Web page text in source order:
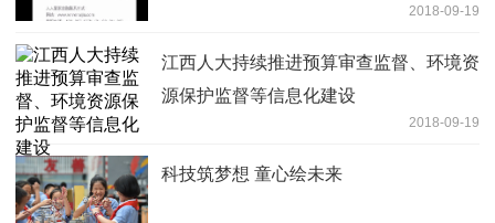
2018-09-19
江西人大持续推进预算审查监督、环境资
源保护监督等信息化建设
2018-09-19
科技筑梦想 童心绘未来